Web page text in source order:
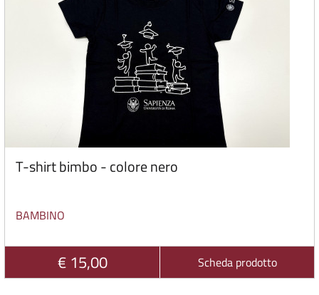
T-shirt bimbo - colore nero
BAMBINO
€ 15,00 Scheda prodotto